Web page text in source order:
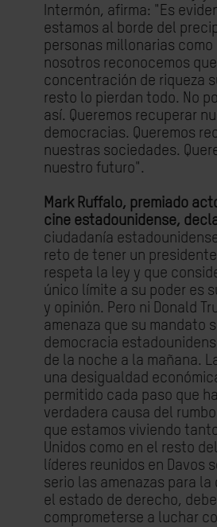
Intermón, afirma: "Es
estamos al borde del
personas millonarias como
nosotros reconocemos
concentración de riqueza
resto lo pierdan todo. No
así. Queremos recuperar
democracias. Queremos
nuestras sociedades.
nuestro futuro".
Mark Ruffalo, premiado
cine estadounidense,
ciudadanía
reto de tener un
respeta la ley y que
único límite a su poder es
y opinión. Pero ni Donald
amenaza que su mandato
democracia
de la noche a la mañana.
una desigualdad
permitido cada paso que
verdadera causa del
que estamos viviendo
Unidos como en el resto
líderes reunidos en Davos
serio las amenazas para la
el estado de derecho,
comprometerse a luchar